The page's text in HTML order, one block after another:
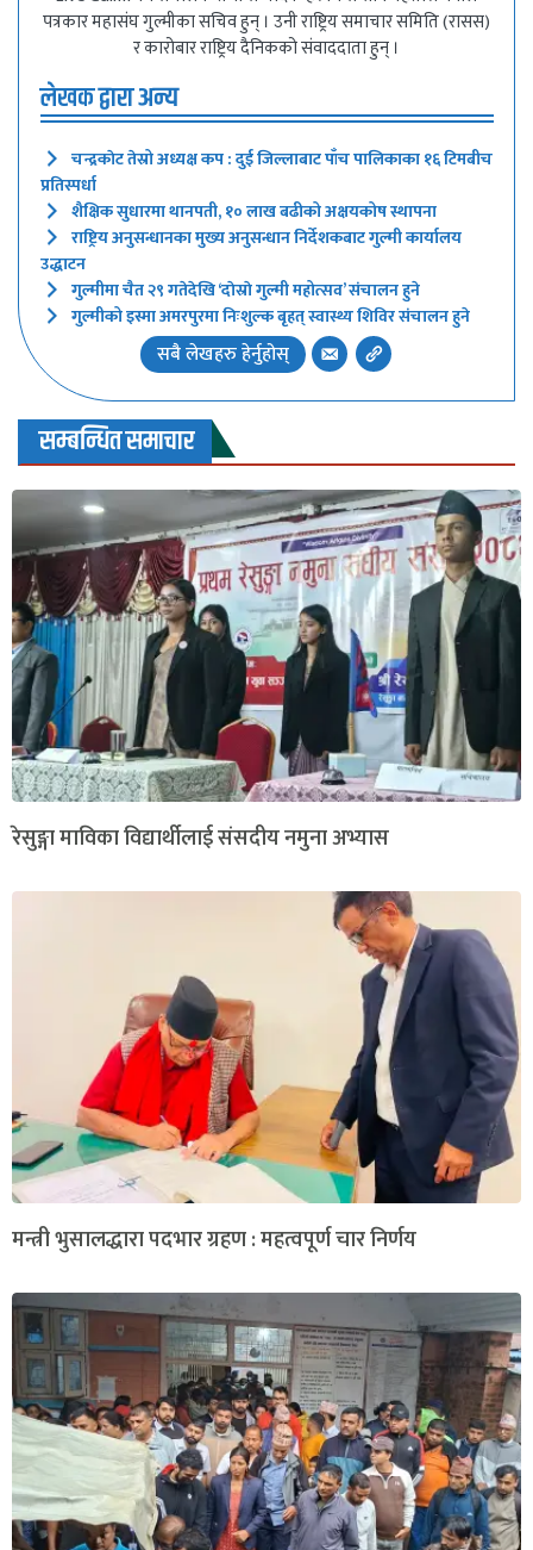
पत्रकार महासंघ गुल्मीका सचिव हुन् । उनी राष्ट्रिय समाचार समिति (रासस)
र कारोबार राष्ट्रिय दैनिकको संवाददाता हुन् ।
लेखक द्वारा अन्य
चन्द्रकाेट तेस्रो अध्यक्ष कप : दुई जिल्लाबाट पाँच पालिकाका १६ टिमबीच
प्रतिस्पर्धा
शैक्षिक सुधारमा थानपती, १० लाख बढीको अक्षयकोष स्थापना
राष्ट्रिय अनुसन्धानका मुख्य अनुसन्धान निर्देशकबाट गुल्मी कार्यालय
उद्धाटन
गुल्मीमा चैत २९ गतेदेखि ‘दाेस्राे गुल्मी महोत्सव’ संचालन हुने
गुल्मीको इस्मा अमरपुरमा निःशुल्क बृहत् स्वास्थ्य शिविर संचालन हुने
सबै लेखहरु हेर्नुहोस्
सम्बन्धित समाचार
रेसुङ्गा माविका विद्यार्थीलाई संसदीय नमुना अभ्यास
मन्त्री भुसालद्धारा पदभार ग्रहण : महत्वपूर्ण चार निर्णय